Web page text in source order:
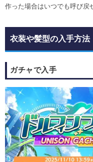
作った場合はいつでも呼び戻
衣装や髪型の入手方法
ガチャで入手